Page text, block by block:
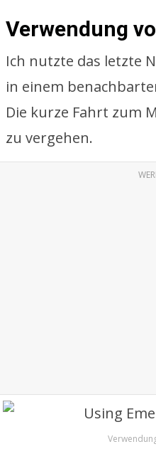
Verwendung
Ich nutzte das letzte
in einem
Die kurze Fahrt zum
zu vergehen.